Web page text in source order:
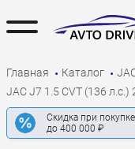
Главная Каталог
JAC J7 1.5 CVT (136 л.с.)
Скидка при
до 400 000 ₽